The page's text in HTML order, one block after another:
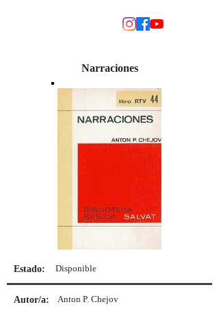
Narraciones
Estado: Disponible
Autor/a:
Anton P. Chejov